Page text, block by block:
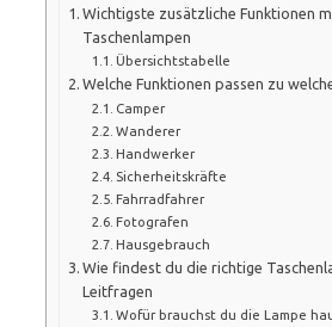
Wichtigste zusätzliche Funktionen
Taschenlampen
Übersichtstabelle
Welche Funktionen passen zu
Camper
Wanderer
Handwerker
Sicherheitskräfte
Fahrradfahrer
Fotografen
Hausgebrauch
Wie findest du die richtige
Leitfragen
Wofür brauchst du die Lampe